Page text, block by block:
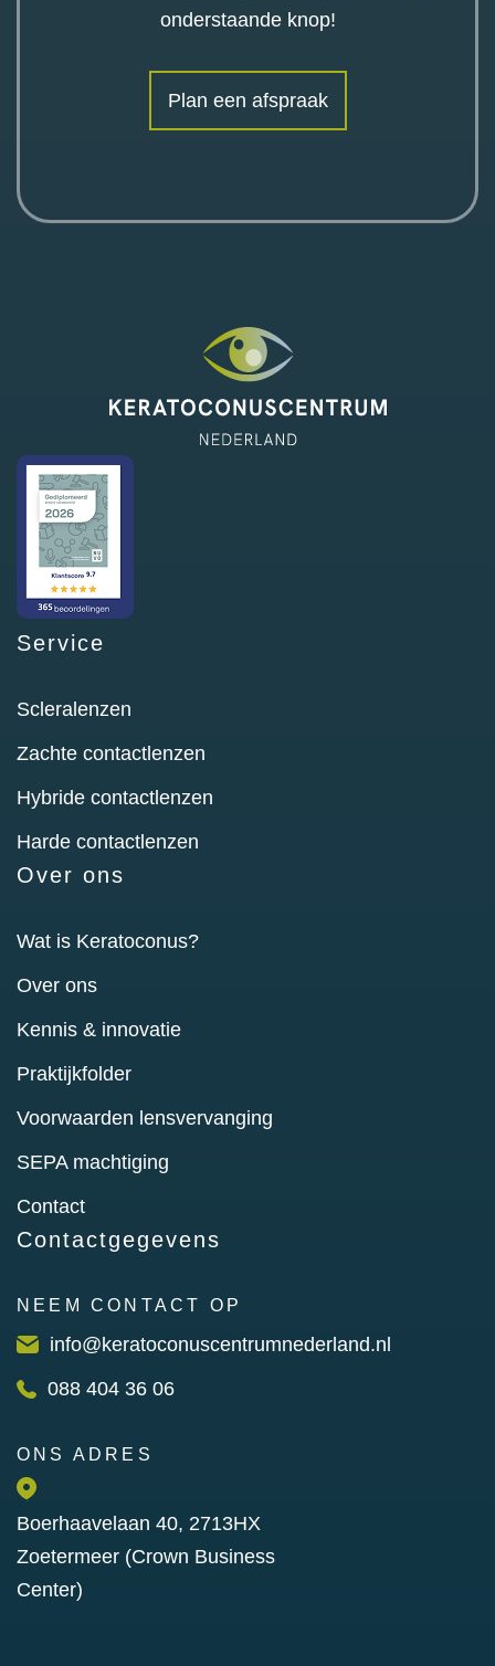
onderstaande knop!
Plan een afspraak
Service
Scleralenzen
Zachte contactlenzen
Hybride contactlenzen
Harde contactlenzen
Over ons
Wat is Keratoconus?
Over ons
Kennis & innovatie
Praktijkfolder
Voorwaarden lensvervanging
SEPA machtiging
Contact
Contactgegevens
NEEM CONTACT OP
info@keratoconuscentrumnederland.nl
088 404 36 06
ONS ADRES
Boerhaavelaan 40, 2713HX
Zoetermeer (Crown Business
Center)